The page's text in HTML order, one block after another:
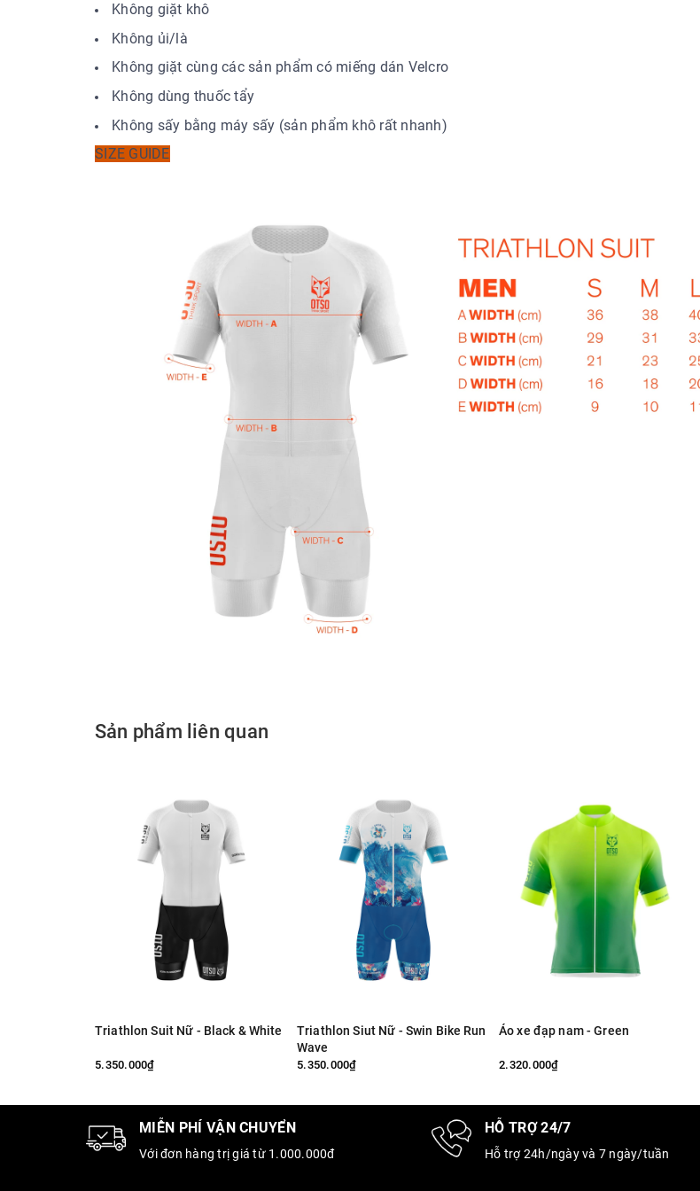
Không giặt khô
Không ủi/là
Không giặt cùng các sản phẩm có miếng dán Velcro
Không dùng thuốc tẩy
Không sấy bằng máy sấy (sản phẩm khô rất nhanh)
SIZE GUIDE
Sản phẩm liên quan
Triathlon Suit Nữ - Black & White
5.350.000₫
Triathlon Siut Nữ - Swin Bike Run
Wave
5.350.000₫
Áo xe đạp nam - Green
2.320.000₫
MIỄN PHÍ VẬN CHUYỂN
Với đơn hàng trị giá từ 1.000.000đ
HỖ TRỢ 24/7
Hỗ trợ 24h/ngày và 7 ngày/tuần